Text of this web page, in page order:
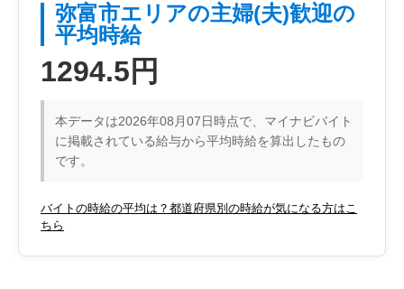
弥富市エリアの主婦(夫)歓迎の
平均時給
1294.5円
本データは2026年08月07日時点で、マイナビバイト
に掲載されている給与から平均時給を算出したもの
です。
バイトの時給の平均は？都道府県別の時給が気になる方はこ
ちら